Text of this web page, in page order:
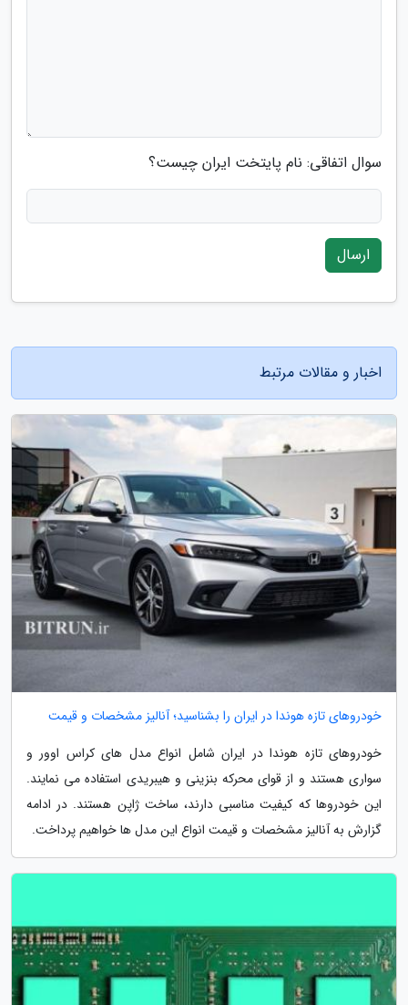
سوال اتفاقی: نام پایتخت ایران چیست؟
ارسال
اخبار و مقالات مرتبط
خودروهای تازه هوندا در ایران را بشناسید؛ آنالیز مشخصات و قیمت
خودروهای تازه هوندا در ایران شامل انواع مدل های کراس اوور و
سواری هستند و از قوای محرکه بنزینی و هیبریدی استفاده می نمایند.
این خودروها که کیفیت مناسبی دارند، ساخت ژاپن هستند. در ادامه
گزارش به آنالیز مشخصات و قیمت انواع این مدل ها خواهیم پرداخت.